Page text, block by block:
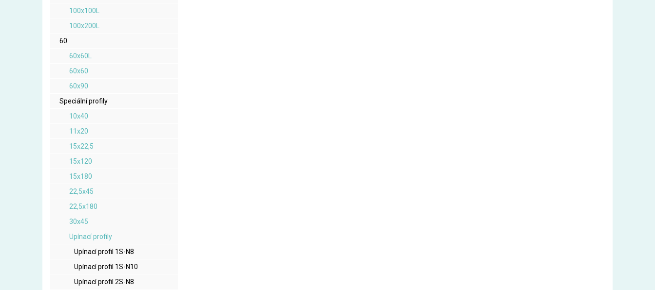
100x100L
100x200L
60
60x60L
60x60
60x90
Speciální profily
10x40
11x20
15x22,5
15x120
15x180
22,5x45
22,5x180
30x45
Upínací profily
Upínací profil 1S-N8
Upínací profil 1S-N10
Upínací profil 2S-N8